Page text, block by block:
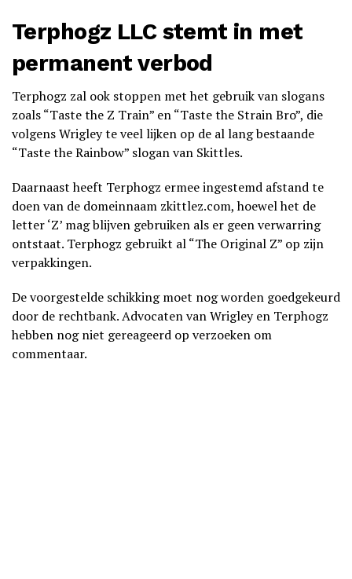
Terphogz LLC stemt in met
permanent verbod
Terphogz zal ook stoppen met het gebruik van slogans
zoals “Taste the Z Train” en “Taste the Strain Bro”, die
volgens Wrigley te veel lijken op de al lang bestaande
“Taste the Rainbow” slogan van Skittles.
Daarnaast heeft Terphogz ermee ingestemd afstand te
doen van de domeinnaam zkittlez.com, hoewel het de
letter ‘Z’ mag blijven gebruiken als er geen verwarring
ontstaat. Terphogz gebruikt al “The Original Z” op zijn
verpakkingen.
De voorgestelde schikking moet nog worden goedgekeurd
door de rechtbank. Advocaten van Wrigley en Terphogz
hebben nog niet gereageerd op verzoeken om
commentaar.